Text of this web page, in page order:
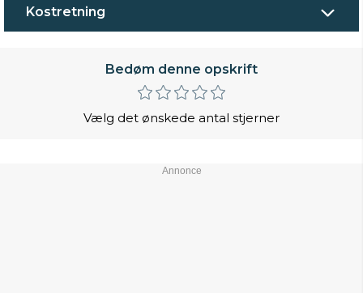
Kostretning
Bedøm denne opskrift
Vælg det ønskede antal stjerner